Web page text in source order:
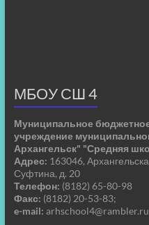
МБОУ СШ 4
Муниципальное
учреждение
Архангельск" "Средняя
Адрес: 163046,
Суфтина, д. 20
Телефон: (8182) 65-80-98
Факс: (8182) 20-53-83;
e-mail: arhschool4@rambler.ru